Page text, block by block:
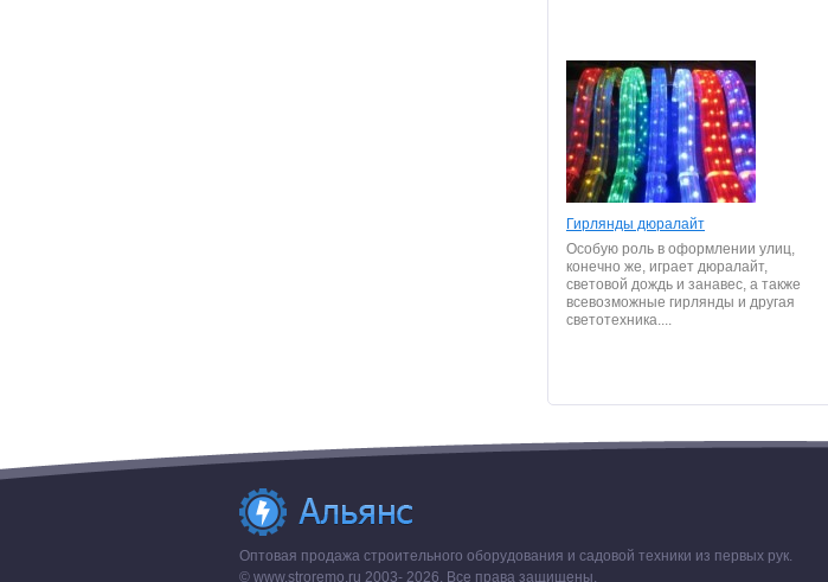
Гирлянды дюралайт
Особую роль в оформлении улиц,
конечно же, играет дюралайт,
световой дождь и занавес, а также
всевозможные гирлянды и другая
светотехника....
Оптовая продажа строительного оборудования и садовой техники из первых рук.
© www.stroremo.ru 2003- 2026. Все права защищены.